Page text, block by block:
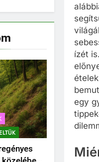
alatt?
ízét
egy